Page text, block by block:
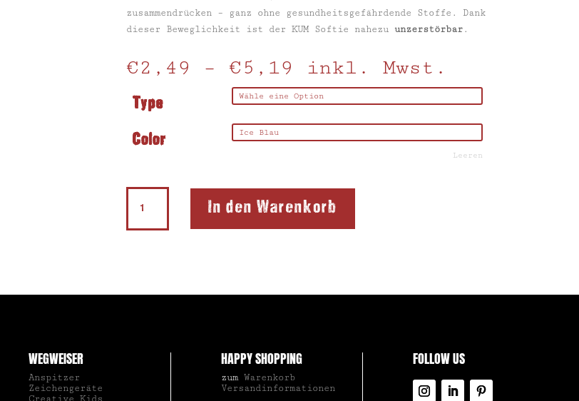
zusammendrücken – ganz ohne gesundheitsgefährdende Stoffe. Dank
dieser Beweglichkeit ist der KUM Softie nahezu unzerstörbar.
€2,49 – €5,19 inkl. Mwst.
Type
Color
Leeren
Flexibler
Anspitzer
Softie®
In den Warenkorb
WEGWEISER
Anspitzer
Zeichengeräte
HAPPY SHOPPING
zum Warenkorb
Versandinformationen
FOLLOW US